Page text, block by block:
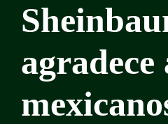
agradece